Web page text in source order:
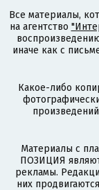
Все материалы,
на агентство
иначе как с
Какое-либо
Материалы с
ПОЗИЦИЯ
рекламы.
них